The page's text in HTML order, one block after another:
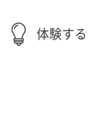
体験する